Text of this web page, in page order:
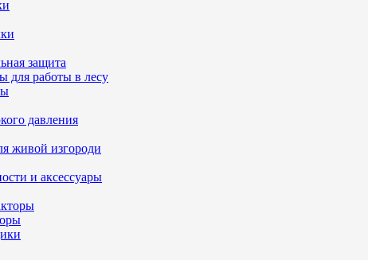
защита
для работы в лесу
давления
живой изгороди
и аксессуары